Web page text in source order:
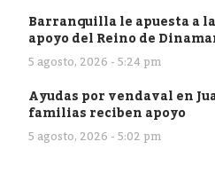
Barranquilla le apuesta a
apoyo del Reino de
5 agosto, 2026 - 5:24 pm
Ayudas por vendaval en
familias reciben apoyo
5 agosto, 2026 - 5:02 pm